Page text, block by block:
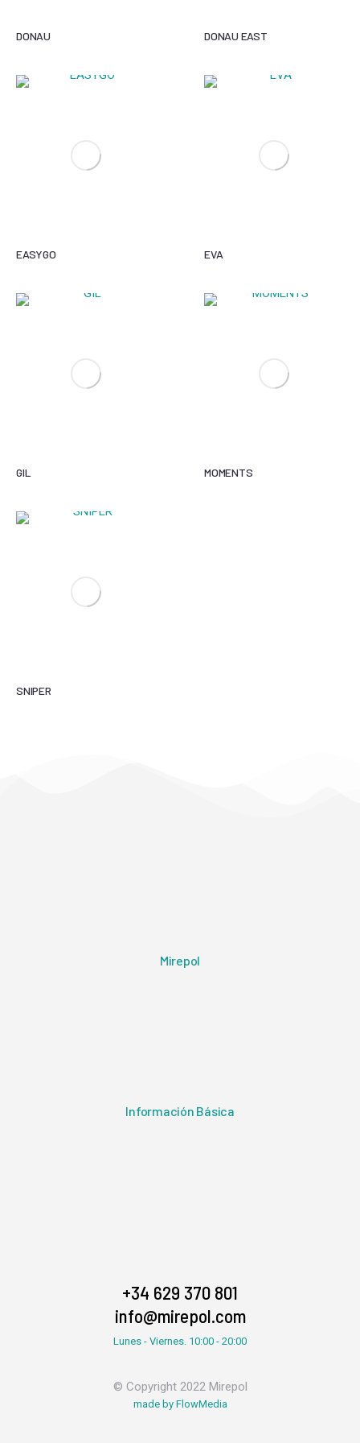
DONAU DONAU EAST
EASYGO EVA
GIL MOMENTS
SNIPER
Mirepol
Información Básica
+34 629 370 801
info@mirepol.com
Lunes - Viernes. 10:00 - 20:00
© Copyright 2022 Mirepol
made by FlowMedia